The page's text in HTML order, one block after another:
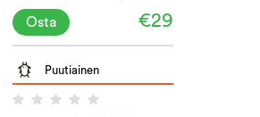
Attractant -
hyttysansaa varten€29
Osta
Puutiainen